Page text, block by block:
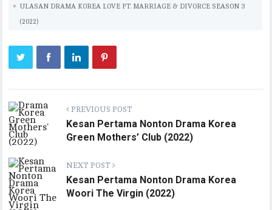
ULASAN DRAMA KOREA LOVE FT. MARRIAGE & DIVORCE SEASON 3
(2022)
PREVIOUS POST
Kesan Pertama Nonton Drama Korea
Green Mothers’ Club (2022)
NEXT POST
Kesan Pertama Nonton Drama Korea
Woori The Virgin (2022)